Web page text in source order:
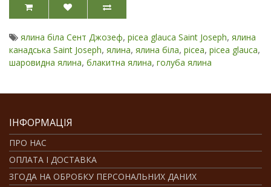
ялина біла Сент Джозеф, picea glauca Saint Joseph, ялина
канадська Saint Joseph, ялина, ялина біла, picea, picea glauca,
шаровидна ялина, блакитна ялина, голуба ялина
ІНФОРМАЦІЯ
ПРО НАС
ОПЛАТА І ДОСТАВКА
ЗГОДА НА ОБРОБКУ ПЕРСОНАЛЬНИХ ДАНИХ